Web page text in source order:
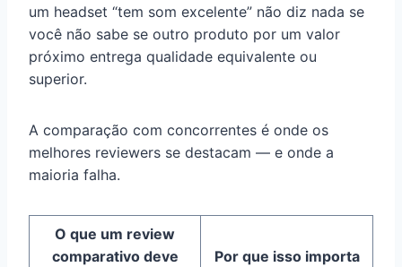
um headset “tem som excelente” não diz nada se
você não sabe se outro produto por um valor
próximo entrega qualidade equivalente ou
superior.
A comparação com concorrentes é onde os
melhores reviewers se destacam — e onde a
maioria falha.
O que um review
comparativo deve
Por que isso importa